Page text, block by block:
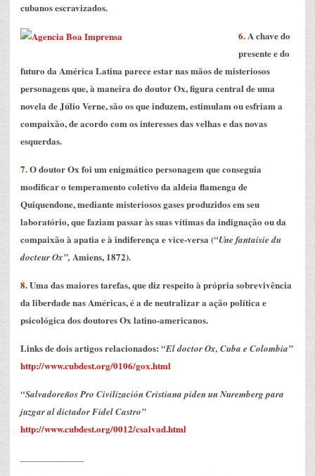
cubanos escravizados.
6.A chave do
presente e do
futuro da América Latina parece estar nas mãos de misteriosos
personagens que, à maneira do doutor Ox, figura central de uma
novela de Júlio Verne, são os que induzem, estimulam ou esfriam a
compaixão, de acordo com os interesses das velhas e das novas
esquerdas.
7.O doutor Ox foi um enigmático personagem que conseguia
modificar o temperamento coletivo da aldeia flamenga de
Quiquendone, mediante misteriosos gases produzidos em seu
laboratório, que faziam passar às suas vítimas da indignação ou da
compaixão à apatia e à indiferença e vice-versa (“Une fantaisie du
docteur Ox”, Amiens, 1872).
8.Uma das maiores tarefas, que diz respeito à própria sobrevivência
da liberdade nas Américas, é a de neutralizar a ação política e
psicológica dos doutores Ox latino-americanos.
Links de dois artigos relacionados: “El doctor Ox, Cuba e Colombia”
http://www.cubdest.org/0106/gox.html
“Salvadoreños Pro Civilización Cristiana piden un Nuremberg para
juzgar al dictador Fidel Castro”
http://www.cubdest.org/0012/csalvad.html